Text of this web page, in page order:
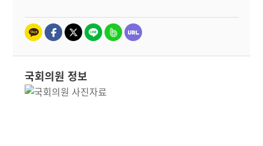
국회의원 정보